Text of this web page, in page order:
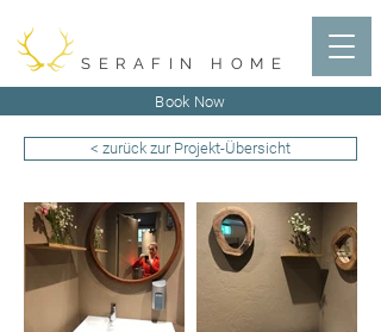
SERAFIN HOME
Book Now
< zurück zur Projekt-Übersicht